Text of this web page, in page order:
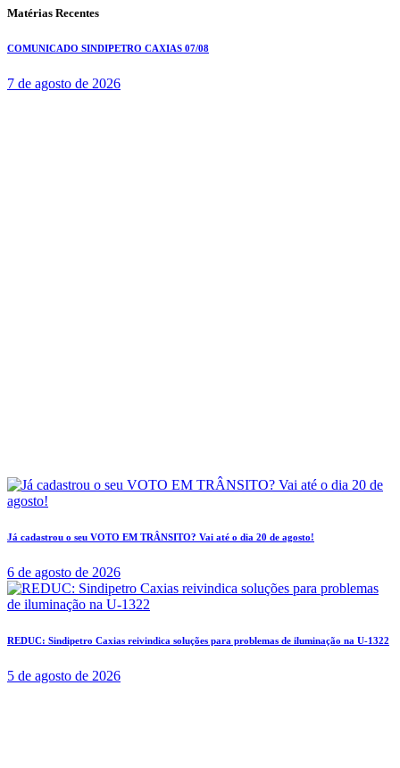
Matérias Recentes
COMUNICADO SINDIPETRO CAXIAS 07/08
7 de agosto de 2026
Já cadastrou o seu VOTO EM TRÂNSITO? Vai até o dia 20 de agosto!
6 de agosto de 2026
REDUC: Sindipetro Caxias reivindica soluções para problemas de iluminação na U-1322
5 de agosto de 2026